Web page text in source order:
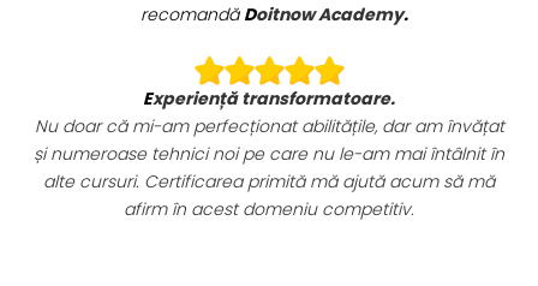
învățat
în
să mă
recomandăDoitnow Academy
Sunt foarte mulțumită de cursurile de
achiziționate.
Tutorialele sunt foarte detaliate și am primit
răspunsuri la întrebările mele în timp util.
Certificatul de acreditare este un plus enorm